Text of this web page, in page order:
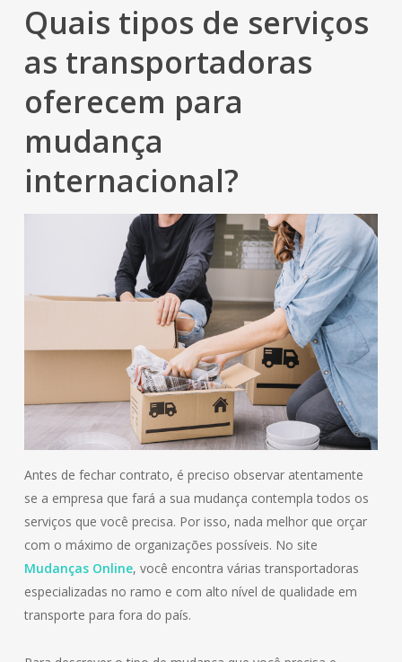
Quais tipos de serviços
as transportadoras
oferecem para
mudança
internacional?
Antes de fechar contrato, é preciso observar atentamente
se a empresa que fará a sua mudança contempla todos os
serviços que você precisa. Por isso, nada melhor que orçar
com o máximo de organizações possíveis. No site
Mudanças Online, você encontra várias transportadoras
especializadas no ramo e com alto nível de qualidade em
transporte para fora do país.